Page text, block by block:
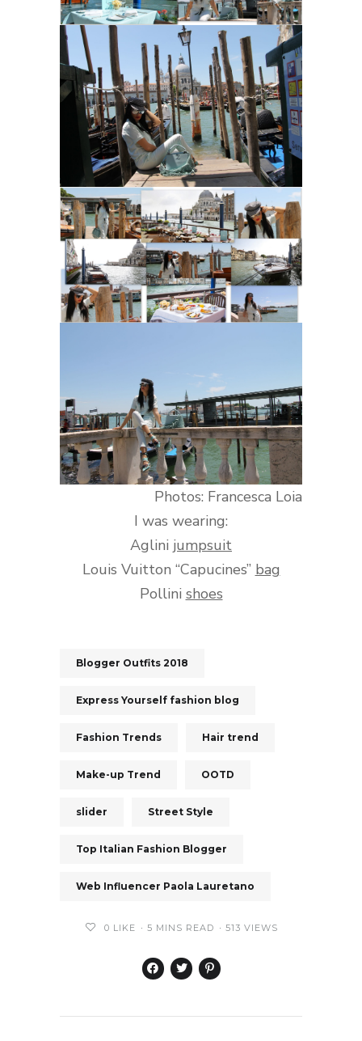
Photos: Francesca Loia
I was wearing:
Aglini jumpsuit
Louis Vuitton “Capucines” bag
Pollini shoes
Blogger Outfits 2018
Express Yourself fashion blog
Fashion Trends Hair trend
Make-up Trend OOTD
slider Street Style
Top Italian Fashion Blogger
Web Influencer Paola Lauretano
0 LIKE 5 MINS READ 513 VIEWS